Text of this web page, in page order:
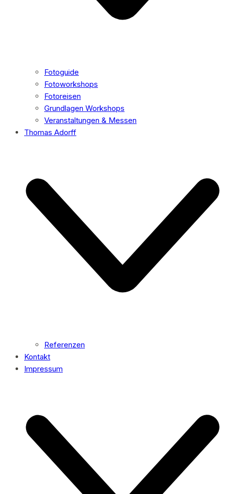
Fotoguide
Fotoworkshops
Fotoreisen
Grundlagen Workshops
Veranstaltungen & Messen
Thomas Adorff
Referenzen
Kontakt
Impressum